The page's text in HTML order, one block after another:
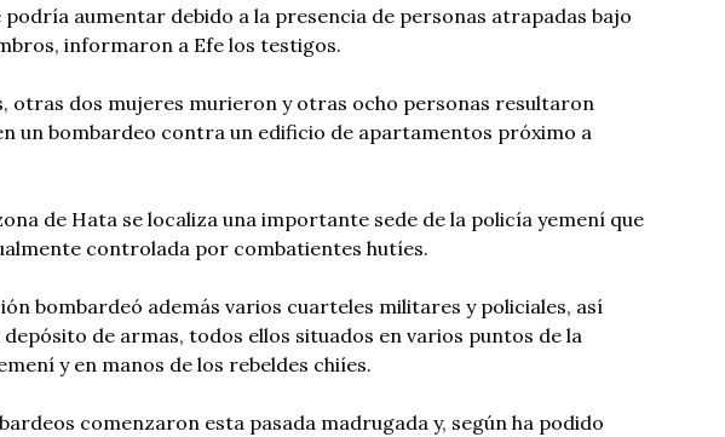
podría aumentar debido a la presencia de personas atrapadas bajo
informaron a Efe los testigos.
otras dos mujeres murieron y otras ocho personas resultaron
un bombardeo contra un edificio de apartamentos próximo a
de Hata se localiza una importante sede de la policía yemení que
controlada por combatientes hutíes.
bombardeó además varios cuarteles militares y policiales, así
de armas, todos ellos situados en varios puntos de la
y en manos de los rebeldes chiíes.
comenzaron esta pasada madrugada y, según ha podido